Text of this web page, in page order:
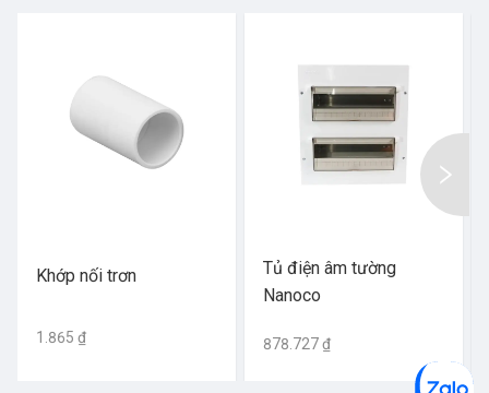
Khớp nối trơn
1.865 ₫
Tủ điện âm tường
Nanoco
878.727 ₫